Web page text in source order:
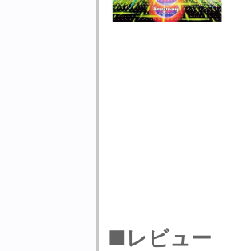
■レビュー